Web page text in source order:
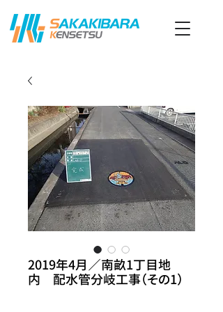
2019年4月／南畝1丁目地
内 配水管分岐工事（その1）